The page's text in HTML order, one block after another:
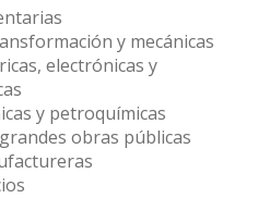
y mecánicas
electrónicas y
y petroquímicas
obras públicas